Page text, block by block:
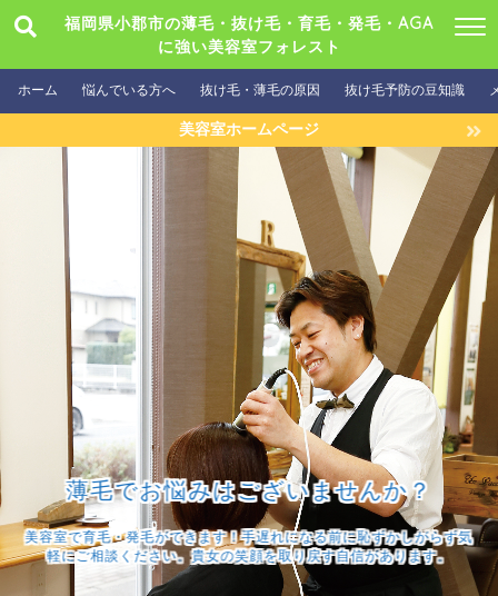
福岡県小郡市の薄毛・抜け毛・育毛・発毛・AGA
に強い美容室フォレスト
ホーム 悩んでいる方へ 抜け毛・薄毛の原因 抜け毛予防の豆知識
美容室ホームページ
薄毛でお悩みはございませんか？
美容室で育毛・発毛ができます！手遅れになる前に恥ずかしがらず気
軽にご相談ください。貴女の笑顔を取り戻す自信があります。